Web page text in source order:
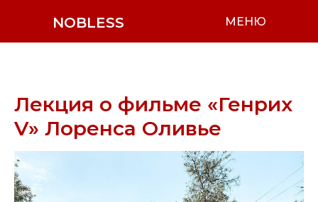
NOBLESS МЕНЮ
Лекция о фильме «Генрих
V» Лоренса Оливье